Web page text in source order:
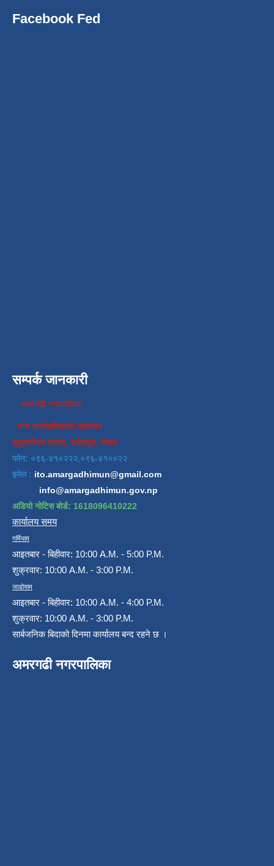
Facebook Fed
सम्पर्क जानकारी
अमरगढी नगरपालिका
नगर कार्यपालिकाको कार्यालय
सुदुरपश्चिम प्रदेश, डडेल्धुरा, नेपाल
फोन: ०९६-४१०२२२,०९६-४१००२२
इमेल : ito.amargadhimun@gmail.com
info@amargadhimun.gov.np
अडियो नोटिस बोर्ड: 1618096410222
कार्यालय समय
गर्मियाम
आइतबार - बिहीवार: 10:00 A.M. - 5:00 P.M.
शुक्रवार: 10:00 A.M. - 3:00 P.M.
जाडोयाम
आइतबार - बिहीवार: 10:00 A.M. - 4:00 P.M.
शुक्रवार: 10:00 A.M. - 3:00 P.M.
सार्बजनिक बिदाको दिनमा कार्यालय बन्द रहने छ ।
अमरगढी नगरपालिका